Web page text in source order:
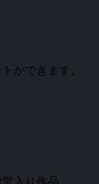
ができます。